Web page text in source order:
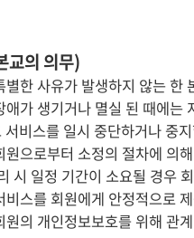
교의 의무)
한 사유가 발생하지 않는 한
가 생기거나 멸실 된 때에는
서비스를 일시 중단하거나 중
으로부터 소정의 절차에 의
시 일정 기간이 소요될 경우
스를 회원에게 안정적으로
의 개인정보보호를 위해 관